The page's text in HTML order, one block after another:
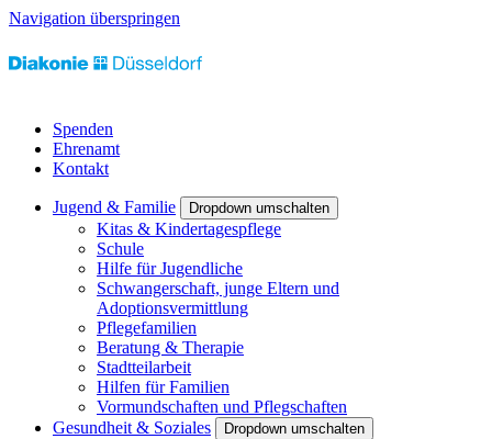
Navigation überspringen
Spenden
Ehrenamt
Kontakt
Jugend & Familie Dropdown umschalten
Kitas & Kindertagespflege
Schule
Hilfe für Jugendliche
Schwangerschaft, junge Eltern und
Adoptionsvermittlung
Pflegefamilien
Beratung & Therapie
Stadtteilarbeit
Hilfen für Familien
Vormundschaften und Pflegschaften
Gesundheit & Soziales
Dropdown umschalten